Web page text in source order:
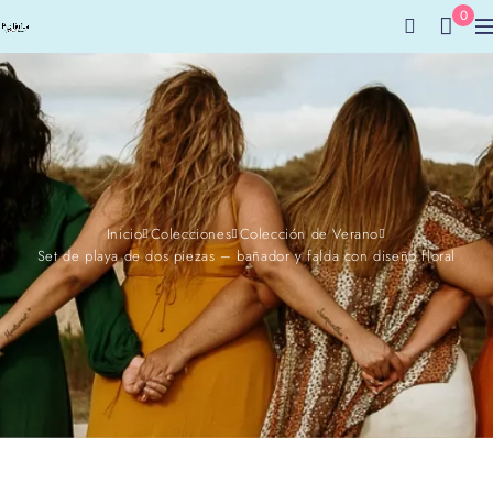
0
Inicio Colecciones Colección de Verano
Set de playa de dos piezas – bañador y falda con diseño floral